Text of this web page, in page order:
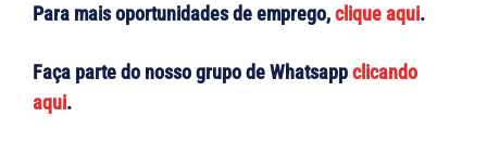
Para mais oportunidades de emprego,clique aqui.
Faça parte do nosso grupo de Whatsappclicando
aqui.